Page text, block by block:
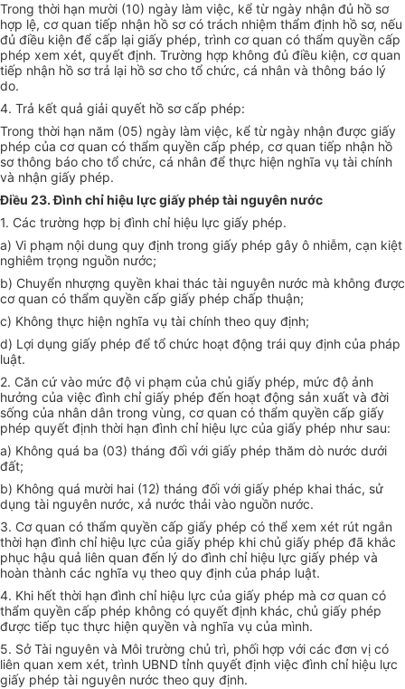
Trong thời hạn mười (10) ngày làm việc, kể từ ngày nhận đủ hồ sơ
hợp lệ, cơ quan tiếp nhận hồ sơ có trách nhiệm thẩm định hồ sơ, nếu
đủ điều kiện để cấp lại giấy phép, trình cơ quan có thẩm quyền cấp
phép xem xét, quyết định. Trường hợp không đủ điều kiện, cơ quan
tiếp nhận hồ sơ trả lại hồ sơ cho tổ chức, cá nhân và thông báo lý
do.
4. Trả kết quả giải quyết hồ sơ cấp phép:
Trong thời hạn năm (05) ngày làm việc, kể từ ngày nhận được giấy
phép của cơ quan có thẩm quyền cấp phép, cơ quan tiếp nhận hồ
sơ thông báo cho tổ chức, cá nhân để thực hiện nghĩa vụ tài chính
và nhận giấy phép.
Điều 23. Đình chỉ hiệu lực giấy phép tài nguyên nước
1. Các trường hợp bị đình chỉ hiệu lực giấy phép.
a) Vi phạm nội dung quy định trong giấy phép gây ô nhiễm, cạn kiệt
nghiêm trọng nguồn nước;
b) Chuyển nhượng quyền khai thác tài nguyên nước mà không được
cơ quan có thẩm quyền cấp giấy phép chấp thuận;
c) Không thực hiện nghĩa vụ tài chính theo quy định;
d) Lợi dụng giấy phép để tổ chức hoạt động trái quy định của pháp
luật.
2. Căn cứ vào mức độ vi phạm của chủ giấy phép, mức độ ảnh
hưởng của việc đình chỉ giấy phép đến hoạt động sản xuất và đời
sống của nhân dân trong vùng, cơ quan có thẩm quyền cấp giấy
phép quyết định thời hạn đình chỉ hiệu lực của giấy phép như sau:
a) Không quá ba (03) tháng đối với giấy phép thăm dò nước dưới
đất;
b) Không quá mười hai (12) tháng đối với giấy phép khai thác, sử
dụng tài nguyên nước, xả nước thải vào nguồn nước.
3. Cơ quan có thẩm quyền cấp giấy phép có thể xem xét rút ngắn
thời hạn đình chỉ hiệu lực của giấy phép khi chủ giấy phép đã khắc
phục hậu quả liên quan đến lý do đình chỉ hiệu lực giấy phép và
hoàn thành các nghĩa vụ theo quy định của pháp luật.
4. Khi hết thời hạn đình chỉ hiệu lực của giấy phép mà cơ quan có
thẩm quyền cấp phép không có quyết định khác, chủ giấy phép
được tiếp tục thực hiện quyền và nghĩa vụ của mình.
5. Sở Tài nguyên và Môi trường chủ trì, phối hợp với các đơn vị có
liên quan xem xét, trình UBND tỉnh quyết định việc đình chỉ hiệu lực
giấy phép tài nguyên nước theo quy định.